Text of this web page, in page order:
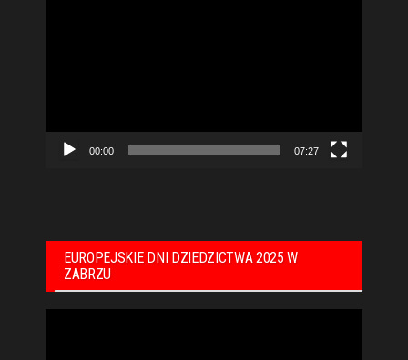
00:00 07:27
EUROPEJSKIE DNI DZIEDZICTWA 2025 W
ZABRZU